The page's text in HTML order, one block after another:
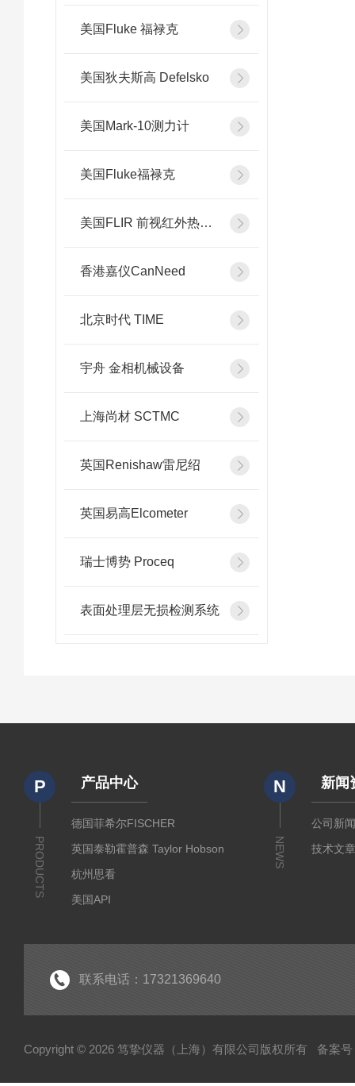
美国Fluke 福禄克
美国狄夫斯高 Defelsko
美国Mark-10测力计
美国Fluke福禄克
美国FLIR 前视红外热像系统
香港嘉仪CanNeed
北京时代 TIME
宇舟 金相机械设备
上海尚材 SCTMC
英国Renishaw雷尼绍
英国易高Elcometer
瑞士博势 Proceq
表面处理层无损检测系统
P
PRODUCTS
产品中心
德国菲希尔FISCHER
英国泰勒霍普森 Taylor Hobson
杭州思看
美国API
德国马尔Mahr
日本柯尼卡美能达KONICA MINOLTA
N
NEWS
新闻
公司新
技术文
联系电话：17321369640
Copyright © 2026 笃挚仪器（上海）有限公司版权所有 备案号